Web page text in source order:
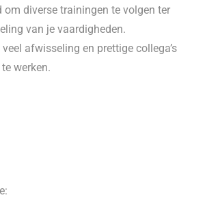
om diverse trainingen te volgen ter
van je vaardigheden.
afwisseling en prettige collega’s
werken.